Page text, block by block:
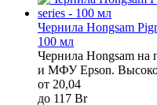
Чернила Hongsam
100 мл
Чернила Hongsam на
и МФУ Epson.
от 20,04
до 117 Br